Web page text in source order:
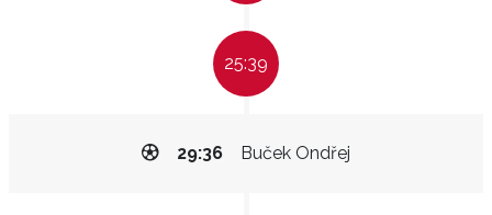
25:39
Buček Ondřej
29:36